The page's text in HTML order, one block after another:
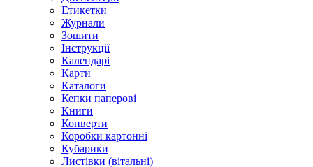
Етикетки
Журнали
Зошити
Інструкції
Календарі
Карти
Каталоги
Кепки паперові
Книги
Конверти
Коробки картонні
Кубарики
Листівки (вітальні)